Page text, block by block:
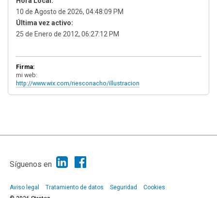
10 de Agosto de 2026, 04:48:09 PM
Última vez activo:
25 de Enero de 2012, 06:27:12 PM
Firma:
mi web:
http://www.wix.com/riesconacho/illustracion
|
Síguenos en
Aviso legal Tratamiento de datos Seguridad
Cookies